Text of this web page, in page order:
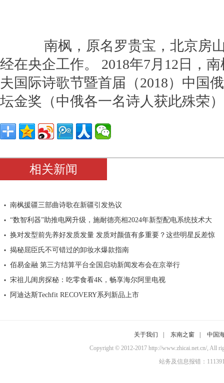
南枫，原名罗贵宝，北京房山
经在央企工作。 2018年7月12日，
夫国际诗歌节暨首届（2018）中国
坛金奖（中俄各一名诗人获此殊荣
相关新闻
南枫援疆三部曲诗歌在新疆引发热议
“数智利器”助推电网升级，施耐德亮相2024年新型配电系统技术大
换对发型前先养好发质发量 发质对颜值有多重要？这些明星反差惊
揭秘屈臣氏不可错过的卸妆水爆款指南
佰易金融 第三方结算平台全国启动新闻发布会在京举行
宋祖儿闺房探秘：吃零食看4K，畅享海尔阿里电视
阿迪达斯Techfit RECOVERY系列新品上市
关于我们 东南之窗
中国
Copyright © 2012-2017 http://www.zhicai.net.cn/,
站务及信息报错：